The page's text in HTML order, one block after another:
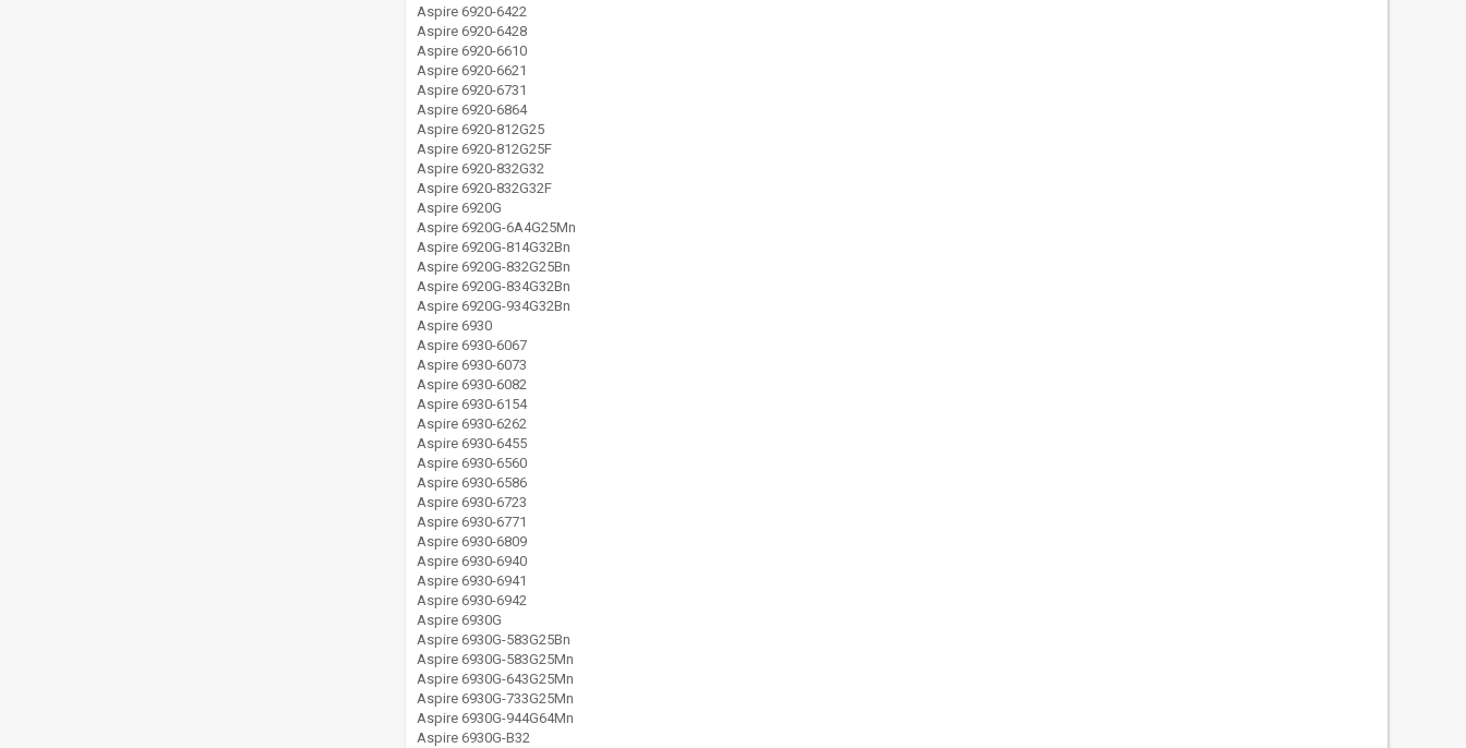
Aspire 6920-6422
Aspire 6920-6428
Aspire 6920-6610
Aspire 6920-6621
Aspire 6920-6731
Aspire 6920-6864
Aspire 6920-812G25
Aspire 6920-812G25F
Aspire 6920-832G32
Aspire 6920-832G32F
Aspire 6920G
Aspire 6920G-6A4G25Mn
Aspire 6920G-814G32Bn
Aspire 6920G-832G25Bn
Aspire 6920G-834G32Bn
Aspire 6920G-934G32Bn
Aspire 6930
Aspire 6930-6067
Aspire 6930-6073
Aspire 6930-6082
Aspire 6930-6154
Aspire 6930-6262
Aspire 6930-6455
Aspire 6930-6560
Aspire 6930-6586
Aspire 6930-6723
Aspire 6930-6771
Aspire 6930-6809
Aspire 6930-6940
Aspire 6930-6941
Aspire 6930-6942
Aspire 6930G
Aspire 6930G-583G25Bn
Aspire 6930G-583G25Mn
Aspire 6930G-643G25Mn
Aspire 6930G-733G25Mn
Aspire 6930G-944G64Mn
Aspire 6930G-B32